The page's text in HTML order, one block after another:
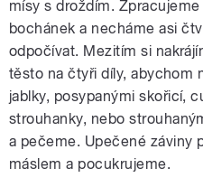
mísy s droždím.
bochánek a necháme asi
odpočívat. Mezitím si
těsto na čtyři díly, abychom
jablky, posypanými skořicí,
strouhanky, nebo
a pečeme. Upečené záviny
máslem a pocukrujeme.